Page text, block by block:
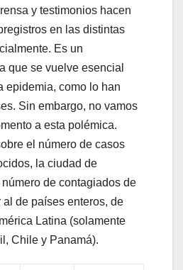
y testimonios hacen
en las distintas
Es un
que se vuelve esencial
epidemia, como lo han
Sin embargo, no vamos
a esta polémica.
el número de casos
la ciudad de
de contagiados de
de países enteros, de
Latina (solamente
Chile y Panamá).